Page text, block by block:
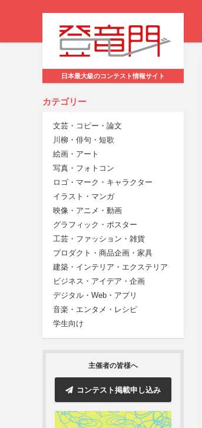
日本最大級のコンテスト情報サイト
カテゴリー
文芸・コピー・論文
川柳・俳句・短歌
絵画・アート
写真・フォトコン
ロゴ・マーク・キャラクター
イラスト・マンガ
映像・アニメ・動画
グラフィック・ポスター
工芸・ファッション・雑貨
プロダクト・商品企画・家具
建築・インテリア・エクステリア
ビジネス・アイデア・企画
デジタル・Web・アプリ
音楽・エンタメ・レシピ
学生向け
主催者の皆様へ
コンテスト掲載申し込み